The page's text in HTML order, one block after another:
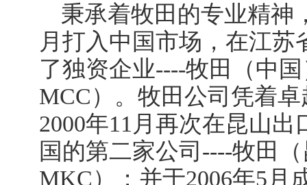
秉承着牧田的专业精神
月打入中国市场，在江苏
了独资企业----牧田（中
MCC）。牧田公司凭着
2000年11月再次在昆山
国的第二家公司----牧田
MKC）；并于2006年5月